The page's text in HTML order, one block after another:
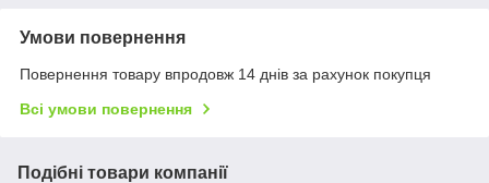
Умови повернення
Повернення товару впродовж 14 днів за рахунок покупця
Всі умови повернення
Подібні товари компанії